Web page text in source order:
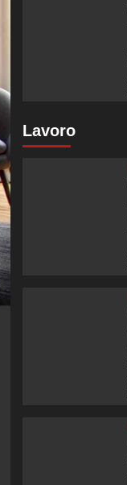
Lavoro